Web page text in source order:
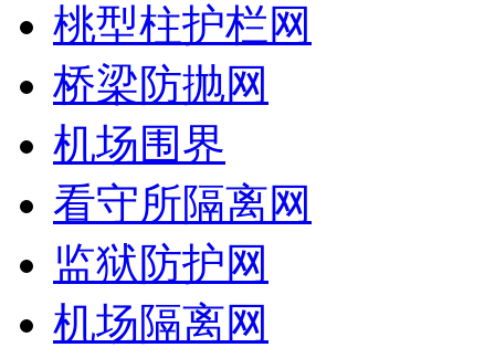
桃型柱护栏网
桥梁防抛网
机场围界
看守所隔离网
监狱防护网
机场隔离网